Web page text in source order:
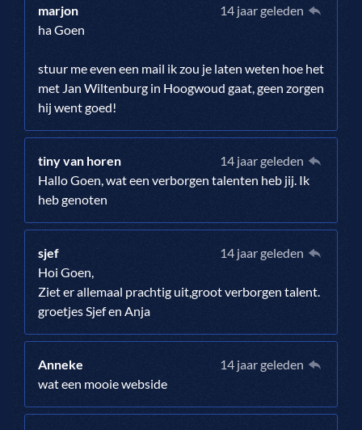
marjon
14 jaar geleden
ha Goen
stuur me even een mail ik zou je laten weten hoe het
met Jan Wiltenburg in Hoogwoud gaat, geen zorgen
hij went goed!
tiny van horen
14 jaar geleden
Hallo Goen, wat een verborgen talenten heb jij. Ik
heb genoten
sjef
14 jaar geleden
Hoi Goen,
Ziet er allemaal prachtig uit,groot verborgen talent.
groetjes Sjef en Anja
Anneke
14 jaar geleden
wat een mooie webside